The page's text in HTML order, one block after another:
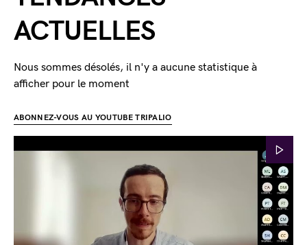
ACTUELLES
Nous sommes désolés, il n'y a aucune statistique à
afficher pour le moment
ABONNEZ-VOUS AU YOUTUBE TRIPALIO